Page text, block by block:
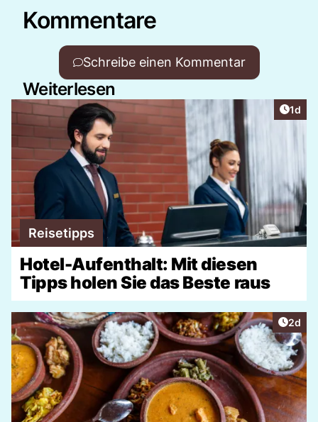
Kommentare
Schreibe einen Kommentar
Weiterlesen
1d
Reisetipps
Hotel-Aufenthalt: Mit diesen
Tipps holen Sie das Beste raus
2d